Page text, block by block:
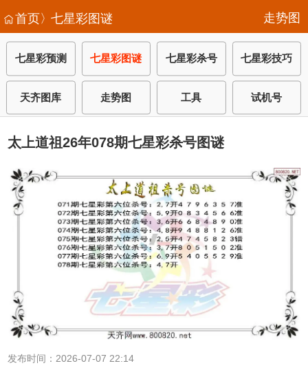
首页〉七星彩图谜 走势图
七星彩预测 七星彩图谜 七星彩杀号 七星彩技巧
天齐图库 走势图 工具 试机号
太上道祖26年078期七星彩杀号图谜
发布时间：2026-07-07 22:14